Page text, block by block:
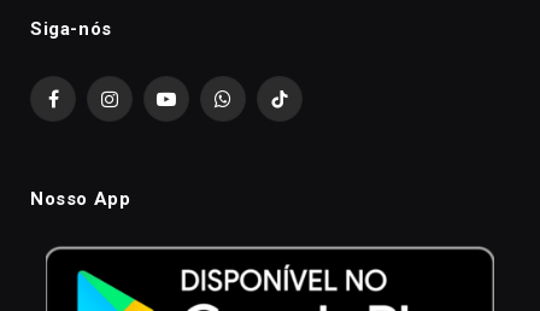
Siga-nós
FacebookInstagramYouTubeWhatsAppTikTok
Nosso App